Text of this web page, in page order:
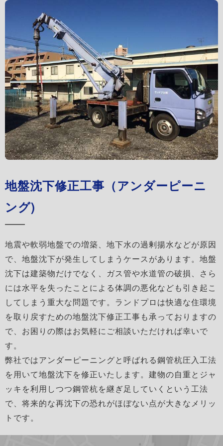
地盤沈下修正工事（アンダーピーニ
ング)
地震や軟弱地盤での増築、地下水の過剰揚水などが原因
で、地盤沈下が発生してしまうケースがあります。地盤
沈下は建築物だけでなく、ガス管や水道管の破損、さら
には水平を失ったことによる体調の悪化なども引き起こ
してしまう重大な問題です。ランドプロは快適な住環境
を取り戻すための地盤沈下修正工事も承っておりますの
で、お困りの際はお気軽にご相談いただければ幸いで
す。
弊社ではアンダーピーニングと呼ばれる鋼管杭圧入工法
を用いて地盤沈下を修正いたします。建物の自重とジャ
ッキを利用しつつ鋼管杭を継ぎ足していくという工法
で、将来的な再沈下の恐れがほぼない点が大きなメリッ
トです。